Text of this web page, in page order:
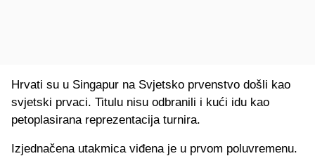
Hrvati su u Singapur na Svjetsko prvenstvo došli kao
svjetski prvaci. Titulu nisu odbranili i kući idu kao
petoplasirana reprezentacija turnira.
Izjednačena utakmica viđena je u prvom poluvremenu.